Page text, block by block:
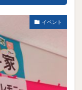
イベント